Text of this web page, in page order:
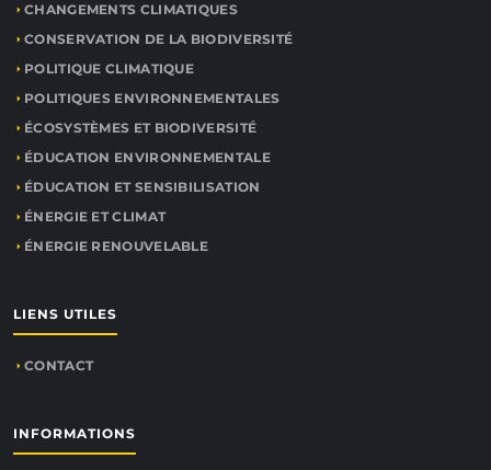
CHANGEMENTS CLIMATIQUES
CONSERVATION DE LA BIODIVERSITÉ
POLITIQUE CLIMATIQUE
POLITIQUES ENVIRONNEMENTALES
ÉCOSYSTÈMES ET BIODIVERSITÉ
ÉDUCATION ENVIRONNEMENTALE
ÉDUCATION ET SENSIBILISATION
ÉNERGIE ET CLIMAT
ÉNERGIE RENOUVELABLE
LIENS UTILES
CONTACT
INFORMATIONS